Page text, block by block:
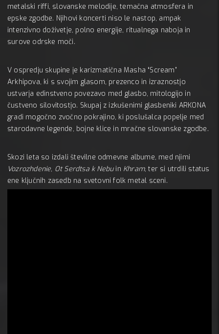
metalski riffi, slovanske melodije, temačna atmosfera in
epske zgodbe. Njihovi koncerti niso le nastop, ampak
intenzivno doživetje, polno energije, ritualnega naboja in
surove odrske moči.
V ospredju skupine je karizmatična Masha “Scream”
Arkhipova, ki s svojim glasom, prezenco in izraznostjo
ustvarja edinstveno povezavo med glasbo, mitologijo in
čustveno silovitostjo. Skupaj z izkušenimi glasbeniki ARKONA
gradi mogočno zvočno pokrajino, ki poslušalca popelje med
starodavne legende, bojne klice in mračne slovanske zgodbe.
Skozi leta so izdali številne odmevne albume, med njimi
Vozrozhdenie, Ot Serdtsa k Nebuin Khram, ter si utrdili status
ene ključnih zasedb na svetovni folk metal sceni.